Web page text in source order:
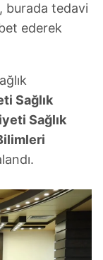
burada tedavi
ederek
Sağlık
Sağlık